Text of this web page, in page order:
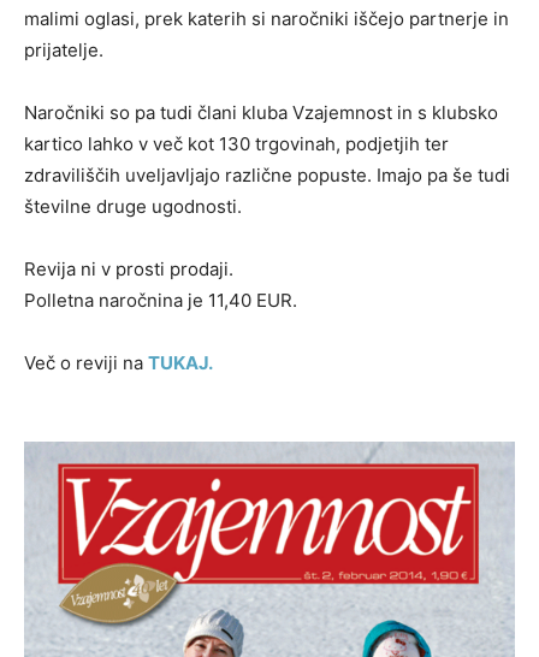
malimi oglasi, prek katerih si naročniki iščejo partnerje in
prijatelje.
Naročniki so pa tudi člani kluba Vzajemnost in s klubsko
kartico lahko v več kot 130 trgovinah, podjetjih ter
zdraviliščih uveljavljajo različne popuste. Imajo pa še tudi
številne druge ugodnosti.
Revija ni v prosti prodaji.
Polletna naročnina je 11,40 EUR.
Več o reviji na TUKAJ.